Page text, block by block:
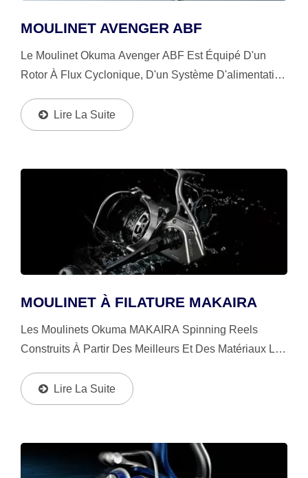
MOULINET AVENGER ABF
Le Moulinet Okuma Avenger ABF Est Équipé D'un
Rotor À Flux Cyclonique, D'un Système D'alimentation
Roulements En Acier Inoxydable + 1 Roulement...
Lire La Suite
MOULINET À FILATURE MAKAIRA
Les Moulinets Okuma MAKAIRA Spinning Reels
Construits À Partir Des Meilleurs Et Des Matériaux Les
Spinning Reels Les Plus Robustes Et Durables, En
Particulier...
Lire La Suite